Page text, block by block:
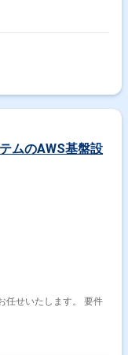
ムのAWS基盤設
任せいたします。 要件